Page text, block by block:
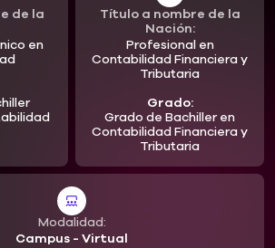
de la
en
Título a nombre de la
Nación:
Profesional en
Contabilidad Financiera y
Tributaria
Grado:
Grado de Bachiller en
Contabilidad Financiera y
Tributaria
Modalidad:
Campus - Virtual